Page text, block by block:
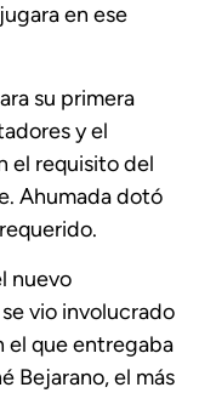
en ese
su primera
y el
el requisito del
Ahumada dotó
nuevo
vio involucrado
el que entregaba
Bejarano, el más